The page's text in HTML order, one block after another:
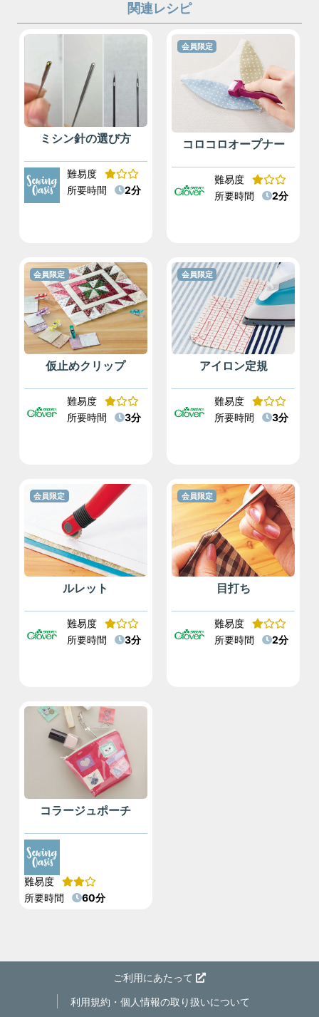
関連レシピ
ミシン針の選び方
難易度
所要時間
2分
コロコロオープナー
会員限定
難易度
所要時間
2分
仮止めクリップ
会員限定
難易度
所要時間
3分
アイロン定規
会員限定
難易度
所要時間
3分
ルレット
会員限定
難易度
所要時間
3分
目打ち
会員限定
難易度
所要時間
2分
コラージュポーチ
難易度
所要時間
60分
ご利用にあたって
利用規約・個人情報の取り扱いについて